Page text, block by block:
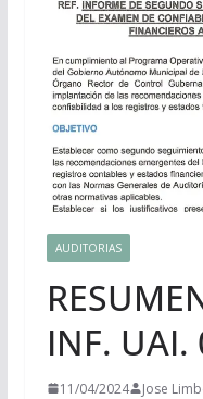
AUDITORIAS
INF.
11/04/2024 Jose